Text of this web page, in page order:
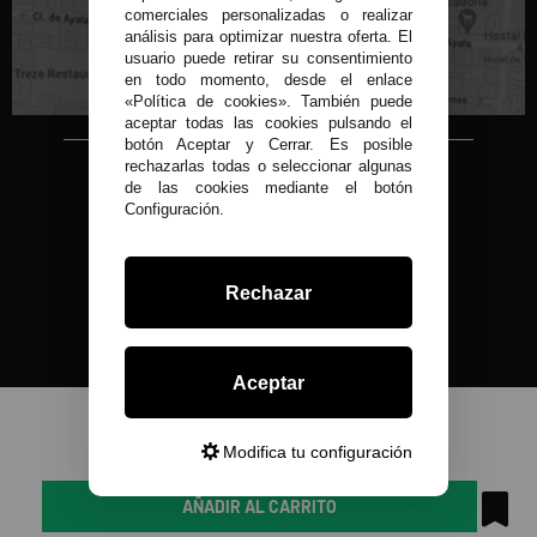
AÑADIR AL CARRITO
C/ Conde de Peñalver, 22 MADRID
Copyright © 2015-2026
Condor 1935.
Todos nuestros precios son IVA Incluido
Desarrollado por
comerciales personalizadas o realizar
análisis para optimizar nuestra oferta. El
usuario puede retirar su consentimiento
en todo momento, desde el enlace
«Política de cookies». También puede
aceptar todas las cookies pulsando el
botón Aceptar y Cerrar. Es posible
rechazarlas todas o seleccionar algunas
de las cookies mediante el botón
Configuración.
Rechazar
Aceptar
Modifica tu configuración